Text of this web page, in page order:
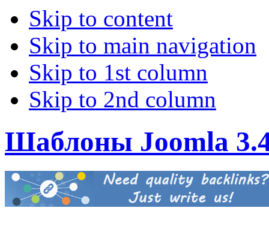
Skip to content
Skip to main navigation
Skip to 1st column
Skip to 2nd column
Шаблоны Joomla